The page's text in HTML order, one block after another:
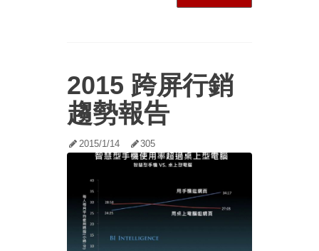
2015 跨屏行銷
趨勢報告
2015/1/14 305